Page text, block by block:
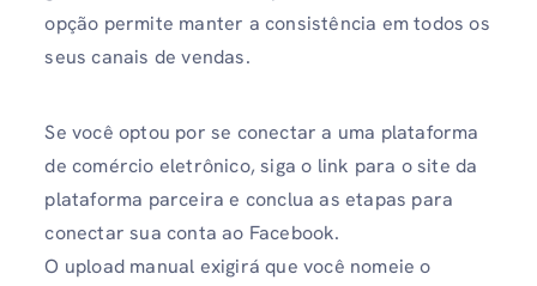
opção permite manter a consistência em todos os
seus canais de vendas.
Se você optou por se conectar a uma plataforma
de comércio eletrônico, siga o link para o site da
plataforma parceira e conclua as etapas para
conectar sua conta ao Facebook.
O upload manual exigirá que você nomeie o